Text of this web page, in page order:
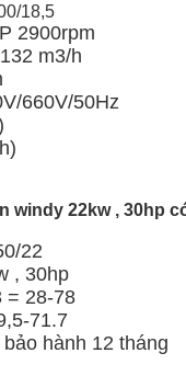
18,5
2900rpm
m3/h
660V/50Hz
windy 22kw , 30hp
22
, 30hp
= 28-78
71.7
hành 12 tháng